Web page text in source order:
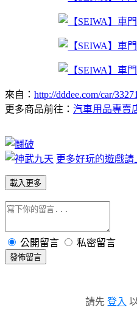
來自： http://dddee.com/car/
更多商品前往： 汽車用品專賣
更多好玩的遊戲請
載入更多
公開留言 私密留言
發佈留言
請先 登入